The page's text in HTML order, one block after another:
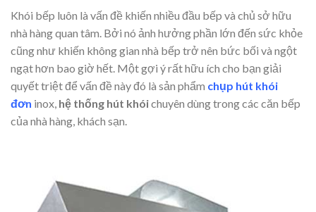
Khói bếp luôn là vấn đề khiến nhiều đầu bếp và chủ sở hữu
nhà hàng quan tâm. Bởi nó ảnh hưởng phần lớn đến sức khỏe
cũng như khiến không gian nhà bếp trở nên bức bối và ngột
ngạt hơn bao giờ hết. Một gợi ý rất hữu ích cho bạn giải
quyết triệt để vấn đề này đó là sản phẩm chụp hút khói
đơn inox, hệ thống hút khóichuyên dùng trong các căn bếp
của nhà hàng, khách sạn.